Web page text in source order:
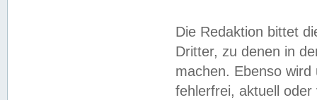
Die Redaktion bittet
Dritter, zu denen in
machen. Ebenso
fehlerfrei, aktuell oder